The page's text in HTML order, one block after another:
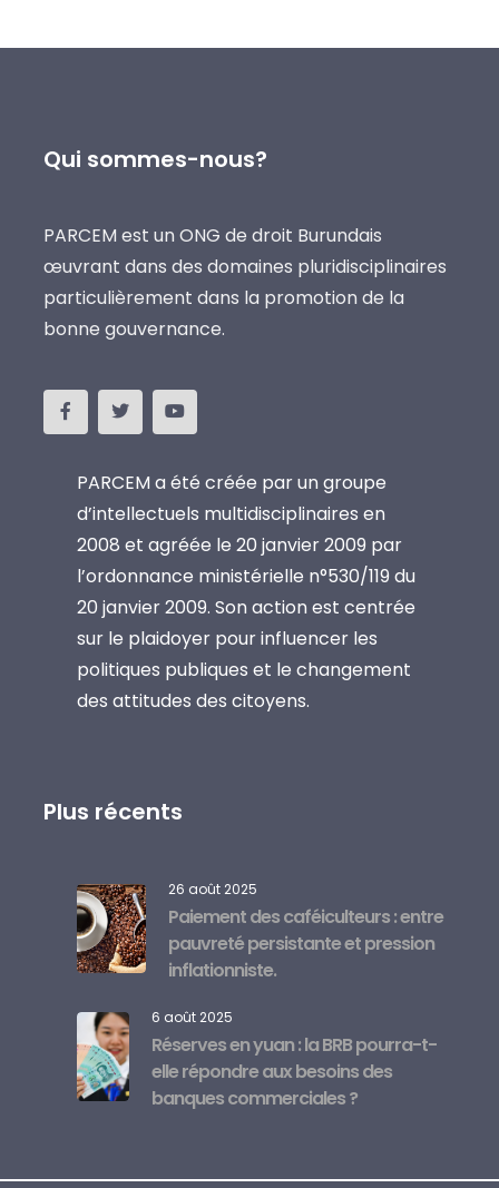
Qui sommes-nous?
PARCEM est un ONG de droit Burundais
œuvrant dans des domaines pluridisciplinaires
particulièrement dans la promotion de la
bonne gouvernance.
PARCEM a été créée par un groupe
d’intellectuels multidisciplinaires en
2008 et agréée le 20 janvier 2009 par
l’ordonnance ministérielle n°530/119 du
20 janvier 2009. Son action est centrée
sur le plaidoyer pour influencer les
politiques publiques et le changement
des attitudes des citoyens.
Plus récents
26 août 2025
Paiement des caféiculteurs : entre
pauvreté persistante et pression
inflationniste.
6 août 2025
Réserves en yuan : la BRB pourra-t-
elle répondre aux besoins des
banques commerciales ?